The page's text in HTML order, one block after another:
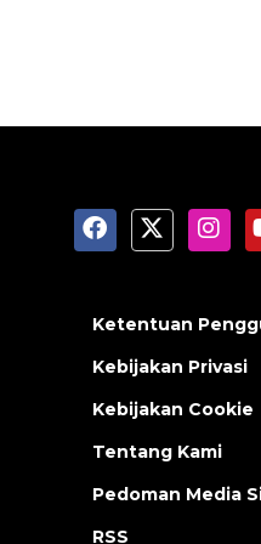
Ketentuan
Kebijakan Privasi
Kebijakan Cookie
Tentang Kami
Pedoman Media
RSS